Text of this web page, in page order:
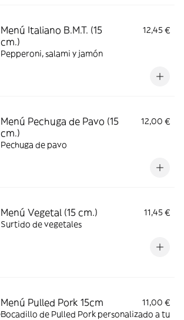
Menú Italiano B.M.T. (15
cm.)
12,45 €
Pepperoni, salami y jamón
Menú Pechuga de Pavo (15
cm.)
12,00 €
Pechuga de pavo
Menú Vegetal (15 cm.)
11,45 €
Surtido de vegetales
Menú Pulled Pork 15cm
11,00 €
Bocadillo de Pulled Pork personalizado a tu